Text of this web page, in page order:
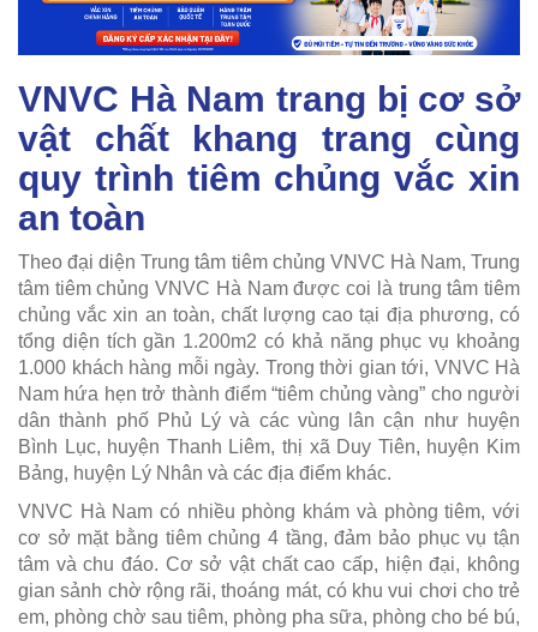
VNVC Hà Nam trang bị cơ sở
vật chất khang trang cùng
quy trình tiêm chủng vắc xin
an toàn
Theo đại diện Trung tâm tiêm chủng VNVC Hà Nam, Trung
tâm tiêm chủng VNVC Hà Nam được coi là trung tâm tiêm
chủng vắc xin an toàn, chất lượng cao tại địa phương, có
tổng diện tích gần 1.200m2 có khả năng phục vụ khoảng
1.000 khách hàng mỗi ngày. Trong thời gian tới, VNVC Hà
Nam hứa hẹn trở thành điểm “tiêm chủng vàng” cho người
dân thành phố Phủ Lý và các vùng lân cận như huyện
Bình Lục, huyện Thanh Liêm, thị xã Duy Tiên, huyện Kim
Bảng, huyện Lý Nhân và các địa điểm khác.
VNVC Hà Nam có nhiều phòng khám và phòng tiêm, với
cơ sở mặt bằng tiêm chủng 4 tầng, đảm bảo phục vụ tận
tâm và chu đáo. Cơ sở vật chất cao cấp, hiện đại, không
gian sảnh chờ rộng rãi, thoáng mát, có khu vui chơi cho trẻ
em, phòng chờ sau tiêm, phòng pha sữa, phòng cho bé bú,